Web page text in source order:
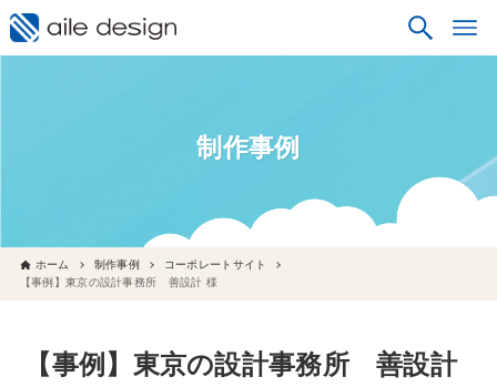
制作事例
ホーム 制作事例
コーポレートサイト
【事例】東京の設計事務所 善設計 様
【事例】東京の設計事務所 善設計